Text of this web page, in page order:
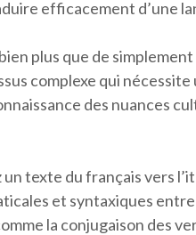
efficacement d’une
plus que de
complexe qui
des nuances
texte du français vers
et syntaxiques entre
la conjugaison des